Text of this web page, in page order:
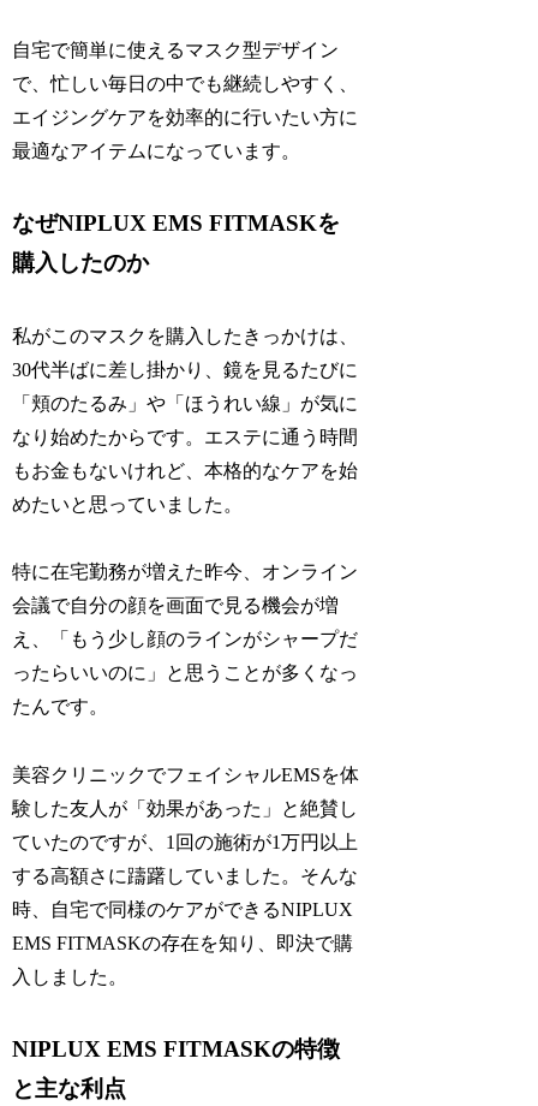
自宅で簡単に使えるマスク型デザイン
で、忙しい毎日の中でも継続しやすく、
エイジングケアを効率的に行いたい方に
最適なアイテムになっています。
なぜNIPLUX EMS FITMASKを
購入したのか
私がこのマスクを購入したきっかけは、
30代半ばに差し掛かり、鏡を見るたびに
「頬のたるみ」や「ほうれい線」が気に
なり始めたからです。エステに通う時間
もお金もないけれど、本格的なケアを始
めたいと思っていました。
特に在宅勤務が増えた昨今、オンライン
会議で自分の顔を画面で見る機会が増
え、「もう少し顔のラインがシャープだ
ったらいいのに」と思うことが多くなっ
たんです。
美容クリニックでフェイシャルEMSを体
験した友人が「効果があった」と絶賛し
ていたのですが、1回の施術が1万円以上
する高額さに躊躇していました。そんな
時、自宅で同様のケアができるNIPLUX
EMS FITMASKの存在を知り、即決で購
入しました。
NIPLUX EMS FITMASKの特徴
と主な利点